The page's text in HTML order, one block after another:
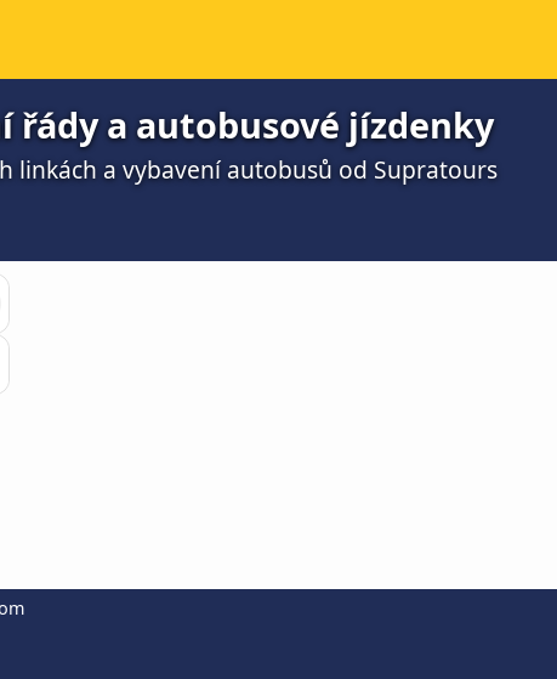
řády a autobusové jízdenky
linkách a vybavení autobusů od Supratours